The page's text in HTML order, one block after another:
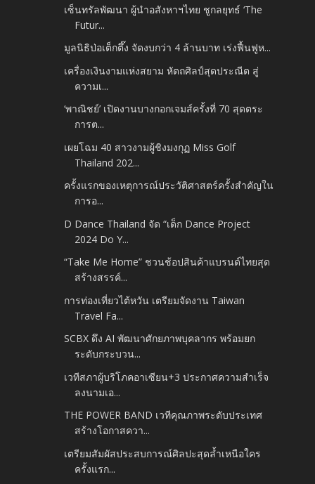
เซ็นทรัลพัฒนา ผู้นำอสังหาฯไทย ชูกลยุทธ์ ‘The
Futur...
มูลนิธิป่อเต็กตึ๊ง จัดงบกว่า 4 ล้านบาท เร่งฟื้นฟูห...
เครื่องเงินงามแห่งสยาม หัตถศิลป์สุดประณีต สู่
ความเ...
‘พาณิชย์’ เปิดงานบางกอกเจมส์ครั้งที่ 70 สุดตระ
การต...
เผยโฉม 40 สาวงามผู้ชิงมงกุฏ Miss Golf
Thailand 202...
ครั้งแรกของเหตุการณ์ประวัติศาสตร์ครั้งสำคัญใน
การอ...
D Dance Thailand จัด “เด็ก Dance Project
2024 Do Y...
“Take Me Home” ชวนช้อปสินค้าแบรนด์ไทยสุด
สร้างสรรค์...
การท่องเที่ยวไต้หวัน เตรียมจัดงาน Taiwan
Travel Fa...
SCBX ดึง AI พัฒนาศักยภาพบุคลากร พร้อมยก
ระดับกระบวน...
เวทีสภาผู้บริโภคอาเซียน+3 ประกาศความสำเร็จ
ลงนามเอ...
THE POWER BAND เวทีคุณภาพระดับประเทศ
สร้างโอกาสควา...
เตรียมสัมผัสประสบการณ์ศิลปะสุดล้ำเหนือใคร
ครั้งแรก...